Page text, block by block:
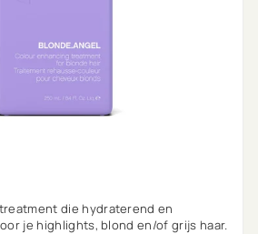
die hydraterend en
je highlights, blond en/of grijs haar.